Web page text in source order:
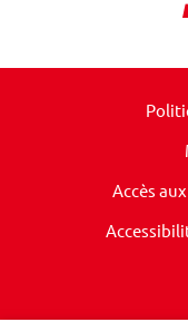
Accès